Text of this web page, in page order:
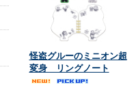
怪盗グルーのミニオン超
変身 リングノート